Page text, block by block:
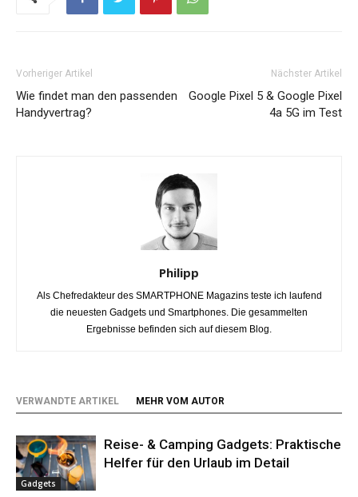
Vorheriger Artikel
Wie findet man den passenden
Handyvertrag?
Nächster Artikel
Google Pixel 5 & Google Pixel
4a 5G im Test
Philipp
Als Chefredakteur des SMARTPHONE Magazins teste ich laufend
die neuesten Gadgets und Smartphones. Die gesammelten
Ergebnisse befinden sich auf diesem Blog.
VERWANDTE ARTIKEL MEHR VOM AUTOR
Gadgets
Reise- & Camping Gadgets: Praktische
Helfer für den Urlaub im Detail